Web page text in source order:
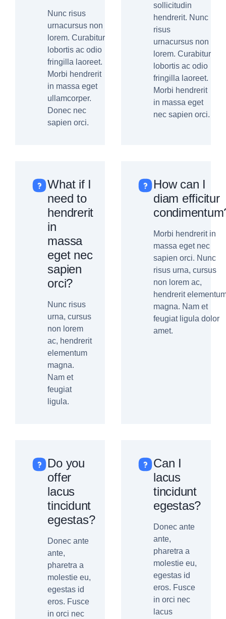
Nunc risus
urnacursus non
lorem. Curabitur
lobortis ac odio
fringilla laoreet.
Morbi hendrerit
in massa eget
ullamcorper.
Donec nec
sapien orci.
sollicitudin
hendrerit. Nunc
risus
urnacursus non
lorem. Curabitur
lobortis ac odio
fringilla laoreet.
Morbi hendrerit
in massa eget
nec sapien orci.
What if I
need to
hendrerit
in
massa
eget nec
sapien
orci?
Nunc risus
urna, cursus
non lorem
ac, hendrerit
elementum
magna.
Nam et
feugiat
ligula.
How can I
diam efficitur
Morbi hendrerit in
massa eget nec
sapien orci. Nunc
risus urna, cursus
non lorem ac,
hendrerit
magna. Nam et
feugiat ligula dolor
amet.
Do you
offer
lacus
tincidunt
egestas?
Donec ante
ante,
pharetra a
molestie eu,
egestas id
eros. Fusce
in orci nec
Can I
lacus
tincidunt
egestas?
Donec ante
ante,
pharetra a
molestie eu,
egestas id
eros. Fusce
in orci nec
lacus